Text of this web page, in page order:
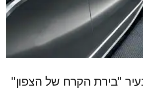
"בירת הקרח של הצפון"